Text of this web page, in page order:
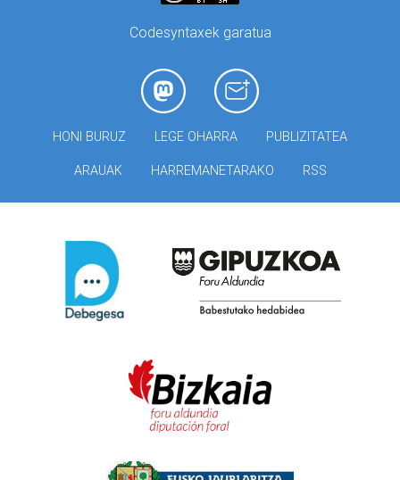
Codesyntaxek garatua
HONI BURUZ LEGE OHARRA PUBLIZITATEA
ARAUAK HARREMANETARAKO RSS